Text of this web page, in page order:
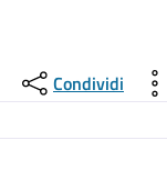
Condividi